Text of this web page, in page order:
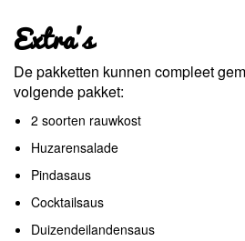
Extra's
De pakketten kunnen compleet
volgende pakket:
2 soorten rauwkost
Huzarensalade
Pindasaus
Cocktailsaus
Duizendeilandensaus